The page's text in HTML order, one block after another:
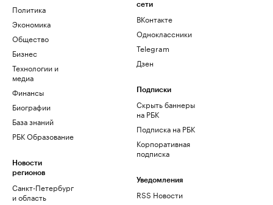
Политика
Экономика
Общество
Бизнес
Технологии и
медиа
Финансы
Биографии
База знаний
РБК Образование
Новости
регионов
Санкт-Петербург
и область
сети
ВКонтакте
Одноклассники
Telegram
Дзен
Подписки
Скрыть баннеры
на РБК
Подписка на РБК
Корпоративная
подписка
Уведомления
RSS Новости